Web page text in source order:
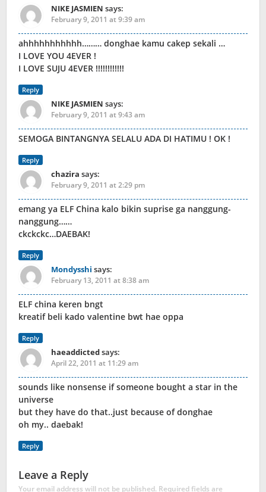
NIKE JASMIEN says:
February 9, 2011 at 9:39 am
ahhhhhhhhhhh……… donghae kamu cakep sekali …
I LOVE YOU 4EVER !
I LOVE SUJU 4EVER !!!!!!!!!!!!
Reply
NIKE JASMIEN says:
February 9, 2011 at 9:43 am
SEMOGA BINTANGNYA SELALU ADA DI HATIMU ! OK !
Reply
chazira says:
February 9, 2011 at 2:29 pm
emang ya ELF China kalo bikin suprise ga nanggung-
nanggung……
ckckckc…DAEBAK!
Reply
Mondysshi says:
February 13, 2011 at 8:38 am
ELF china keren bngt
kreatif beli kado valentine bwt hae oppa
Reply
haeaddictedsays:
April 22, 2011 at 11:29 am
sounds like nonsense if someone bought a star in the
universe
but they have do that..just because of donghae
oh my.. daebak!
Reply
Leave a Reply
Your email address will not be published. Required fields are